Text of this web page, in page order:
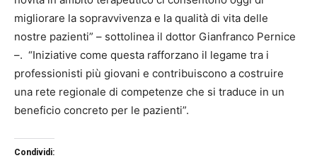
migliorare la sopravvivenza e la qualità di vita delle
nostre pazienti” – sottolinea il dottor Gianfranco Pernice
–. “Iniziative come questa rafforzano il legame tra i
professionisti più giovani e contribuiscono a costruire
una rete regionale di competenze che si traduce in un
beneficio concreto per le pazienti”.
Condividi: